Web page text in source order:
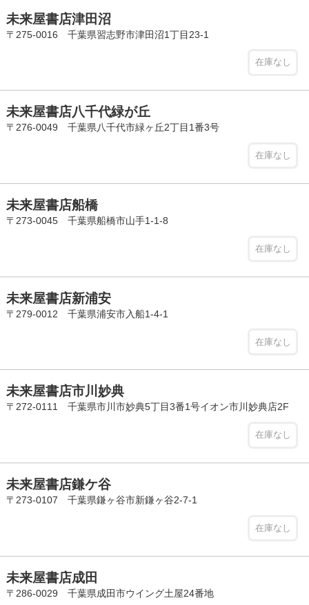
未来屋書店津田沼
〒275-0016 千葉県習志野市津田沼1丁目23-1
在庫なし
未来屋書店八千代緑が丘
〒276-0049 千葉県八千代市緑ヶ丘2丁目1番3号
在庫なし
未来屋書店船橋
〒273-0045 千葉県船橋市山手1-1-8
在庫なし
未来屋書店新浦安
〒279-0012 千葉県浦安市入船1-4-1
在庫なし
未来屋書店市川妙典
〒272-0111 千葉県市川市妙典5丁目3番1号イオン市川妙典店2F
在庫なし
未来屋書店鎌ケ谷
〒273-0107 千葉県鎌ヶ谷市新鎌ヶ谷2-7-1
在庫なし
未来屋書店成田
〒286-0029 千葉県成田市ウイング土屋24番地